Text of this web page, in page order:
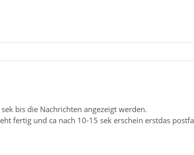
bis die Nachrichten angezeigt werden.
fertig und ca nach 10-15 sek erschein erstdas